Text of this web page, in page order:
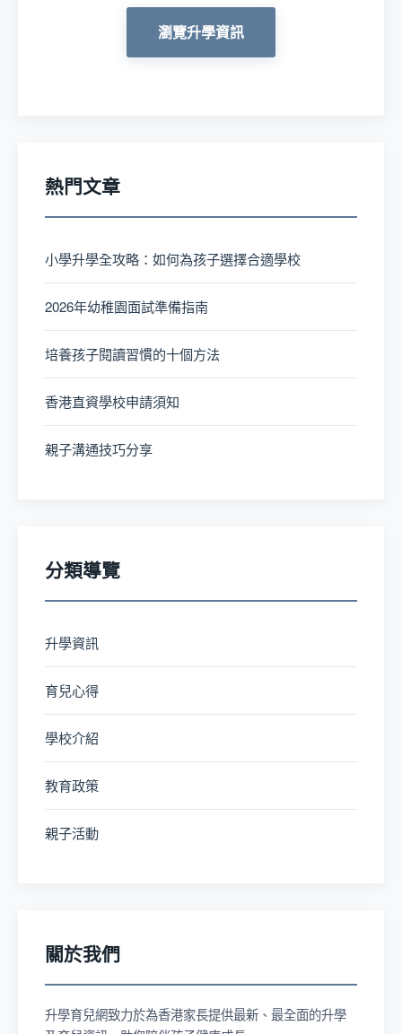
瀏覽升學資訊
熱門文章
小學升學全攻略：如何為孩子選擇合適學校
2026年幼稚園面試準備指南
培養孩子閱讀習慣的十個方法
香港直資學校申請須知
親子溝通技巧分享
分類導覽
升學資訊
育兒心得
學校介紹
教育政策
親子活動
關於我們
升學育兒網致力於為香港家長提供最新、最全面的升學